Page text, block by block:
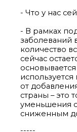
- Что у нас
- В рамках
заболеваний
количество
сейчас
от
страны – это
уменьшения
сниженным